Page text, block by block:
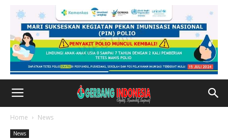
Home News
News